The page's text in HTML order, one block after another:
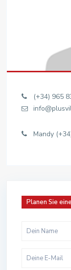
(+34) 965
Mandy
Planen Sie